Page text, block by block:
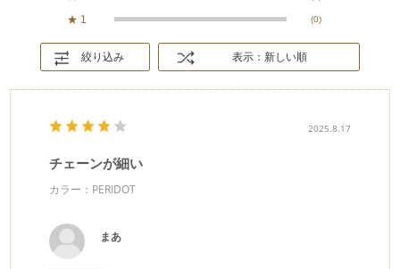
★ 1 (0)
絞り込み 表示：新しい順
2025.8.17
チェーンが細い
カラー：PERIDOT
まあ